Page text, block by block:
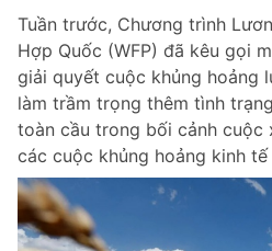
Tuần trước, Chương trình
Hợp Quốc (WFP) đã kêu gọi
giải quyết cuộc khủng hoảng
làm trầm trọng thêm tình
toàn cầu trong bối cảnh cuộc
các cuộc khủng hoảng kinh tế